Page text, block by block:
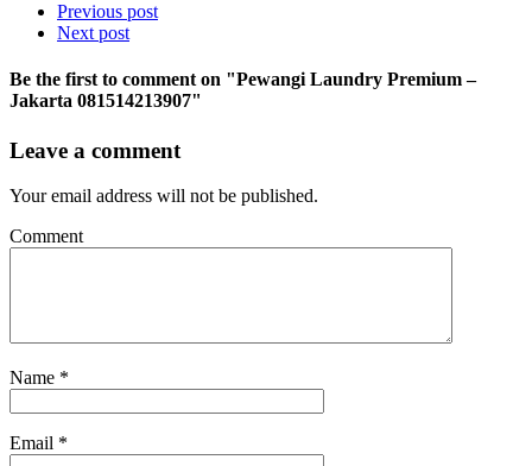
Previous post
Next post
Be the first to comment on "Pewangi Laundry Premium –
Jakarta 081514213907"
Leave a comment
Your email address will not be published.
Comment
Name *
Email *